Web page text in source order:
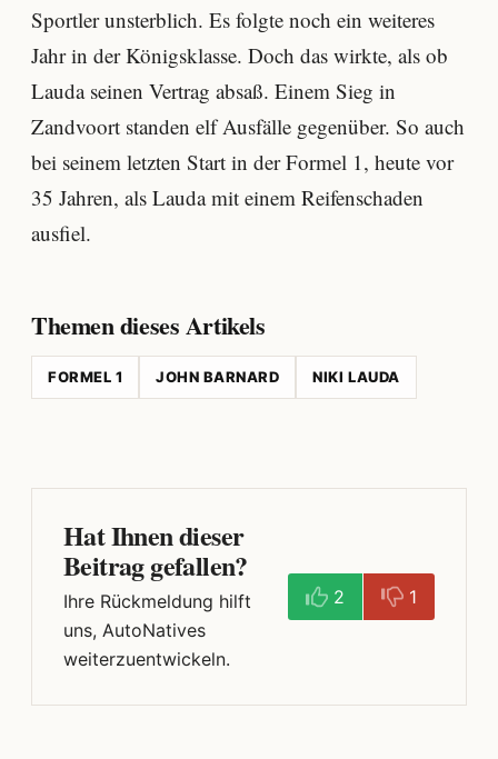
Sportler unsterblich. Es folgte noch ein weiteres
Jahr in der Königsklasse. Doch das wirkte, als ob
Lauda seinen Vertrag absaß. Einem Sieg in
Zandvoort standen elf Ausfälle gegenüber. So auch
bei seinem letzten Start in der Formel 1, heute vor
35 Jahren, als Lauda mit einem Reifenschaden
ausfiel.
Themen dieses Artikels
FORMEL 1 JOHN BARNARD NIKI LAUDA
Hat Ihnen dieser
Beitrag gefallen?
Ihre Rückmeldung hilft
uns, AutoNatives
weiterzuentwickeln.
2 1